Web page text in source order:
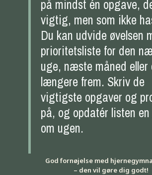
på mindst én opgave,
vigtig, men som ikke
Du kan udvide øvelsen
prioritetsliste for den
uge, næste måned eller
længere frem. Skriv de
vigtigste opgaver og
på, og opdatér listen
om ugen.
God fornøjelse med
– den vil gøre dig godt!